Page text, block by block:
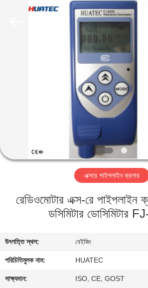
কারখানা
যোগাযোগ
করুন
এক্সরে পাইপলাইন ক্রলার
রেডিওমোটার এক্স-রে পাইপলাইন
ডসিমিটার ডোসিমিটার
উৎপত্তি স্থল: বেইজিং
পরিচিতিমুলক নাম: HUATEC
সাক্ষ্যদান: ISO, CE, GOST